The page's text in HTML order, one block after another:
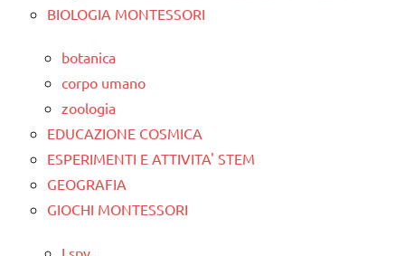
BIOLOGIA MONTESSORI
botanica
corpo umano
zoologia
EDUCAZIONE COSMICA
ESPERIMENTI E ATTIVITA' STEM
GEOGRAFIA
GIOCHI MONTESSORI